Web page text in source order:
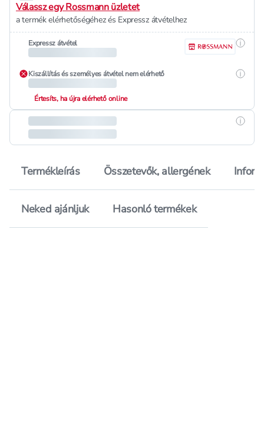
Válassz egy Rossmann üzletet
a termék elérhetőségéhez és Expressz átvételhez
Expressz átvétel
Kiszállítás és személyes átvétel nem elérhető
Értesíts, ha újra elérhető online
Termékleírás Összetevők, allergének
Neked ajánljuk Hasonló termékek